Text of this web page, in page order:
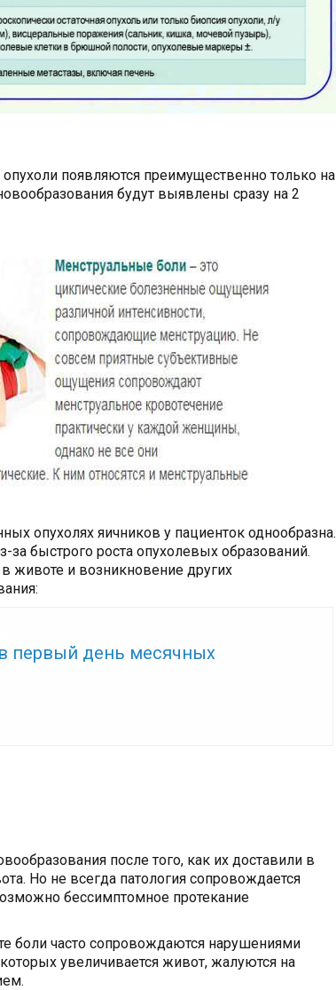
появляются преимущественно только на
будут выявлены сразу на 2
опухолях яичников у пациенток однообразна.
за быстрого роста опухолевых образований.
животе и возникновение других
первый день месячных
после того, как их доставили в
Но не всегда патология сопровождается
бессимптомное протекание
боли часто сопровождаются нарушениями
увеличивается живот, жалуются на